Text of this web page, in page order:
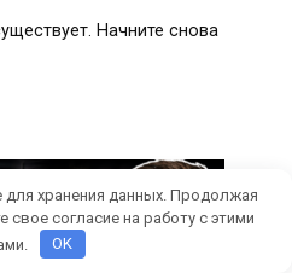
Начните снова
для хранения данных. Продолжая
свое согласие на работу с этими
OK